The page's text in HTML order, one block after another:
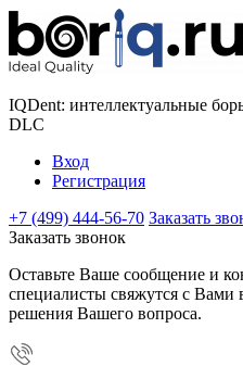
IQDent: интеллектуальные
DLC
Вход
Регистрация
+7 (499) 444-56-70 Заказать
Заказать звонок
Оставьте Ваше сообщение и
специалисты свяжутся с Вами
решения Вашего вопроса.